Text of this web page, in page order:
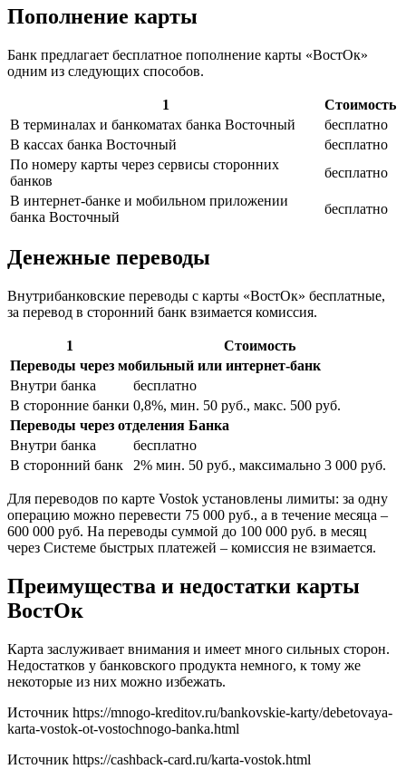
Пополнение карты
Банк предлагает бесплатное пополнение карты «ВостОк»
одним из следующих способов.
1
Стоимость
В терминалах и банкоматах банка Восточный
бесплатно
В кассах банка Восточный
бесплатно
По номеру карты через сервисы сторонних
банков
бесплатно
В интернет-банке и мобильном приложении
банка Восточный
бесплатно
Денежные переводы
Внутрибанковские переводы с карты «ВостОк» бесплатные,
за перевод в сторонний банк взимается комиссия.
1
Стоимость
Переводы через мобильный или интернет-банк
Внутри банка
бесплатно
В сторонние банки 0,8%, мин. 50 руб., макс. 500 руб.
Переводы через отделения Банка
Внутри банка
бесплатно
В сторонний банк
2% мин. 50 руб., максимально 3 000 руб.
Для переводов по карте Vostok установлены лимиты: за одну
операцию можно перевести 75 000 руб., а в течение месяца –
600 000 руб. На переводы суммой до 100 000 руб. в месяц
через Системе быстрых платежей – комиссия не взимается.
Преимущества и недостатки карты
ВостОк
Карта заслуживает внимания и имеет много сильных сторон.
Недостатков у банковского продукта немного, к тому же
некоторые из них можно избежать.
Источник https://mnogo-kreditov.ru/bankovskie-karty/debetovaya-
karta-vostok-ot-vostochnogo-banka.html
Источник https://cashback-card.ru/karta-vostok.html